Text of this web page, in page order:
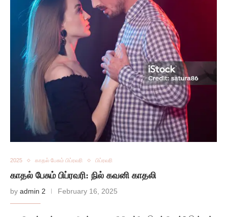
2025 காதல் பேசும் பிப்ரவரி பிப்ரவரி
காதல் பேசும் பிப்ரவரி: நில் கவனி காதலி
by admin 2 February 16, 2025